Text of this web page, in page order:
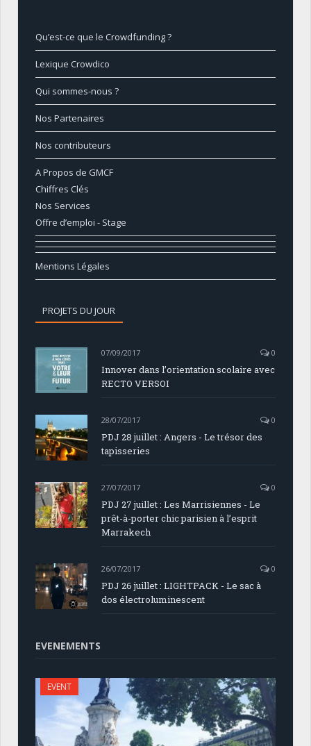
Qu’est-ce que le Crowdfunding ?
Lexique Crowdico
Qui sommes-nous ?
Nos Partenaires
Nos contributeurs
A Propos de GMCF
Chiffres Clés
Nos Services
Offre d’emploi - Stage
Mentions Légales
PROJETS DU JOUR
07/09/2017 0
Innover dans l’orientation scolaire avec
RECTO VERSOI
28/07/2017 0
PDJ 28 juillet : Angers - Le trésor des
tapisseries
27/07/2017 0
PDJ 27 juillet : Les Marrisiennes - Le
prêt-à-porter chic parisien à l’esprit
Marrakech
26/07/2017 0
PDJ 26 juillet : LIGHTPACK - Le sac à
dos électroluminescent
EVENEMENTS
EVENT